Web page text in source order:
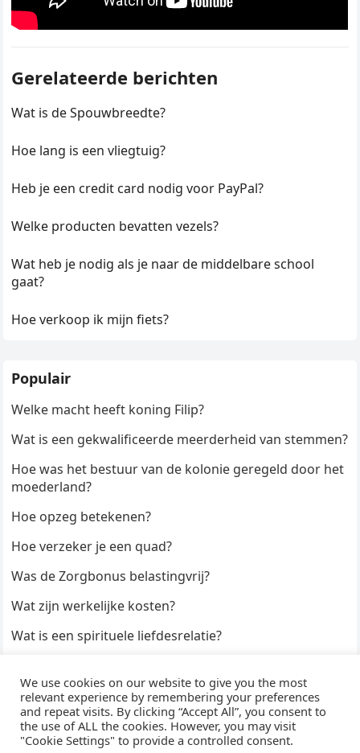
Gerelateerde berichten
Wat is de Spouwbreedte?
Hoe lang is een vliegtuig?
Heb je een credit card nodig voor PayPal?
Welke producten bevatten vezels?
Wat heb je nodig als je naar de middelbare school
gaat?
Hoe verkoop ik mijn fiets?
Populair
Welke macht heeft koning Filip?
Wat is een gekwalificeerde meerderheid van stemmen?
Hoe was het bestuur van de kolonie geregeld door het
moederland?
Hoe opzeg betekenen?
Hoe verzeker je een quad?
Was de Zorgbonus belastingvrij?
Wat zijn werkelijke kosten?
Wat is een spirituele liefdesrelatie?
Hoe duur zijn Keukendeurtjes?
© 2026WijzeAntwoorden- Thema doorWPEnjoy· Aangedreven door
We use cookies on our website to give you the most
relevant experience by remembering your preferences
and repeat visits. By clicking “Accept All”, you consent to
the use of ALL the cookies. However, you may visit
"Cookie Settings" to provide a controlled consent.